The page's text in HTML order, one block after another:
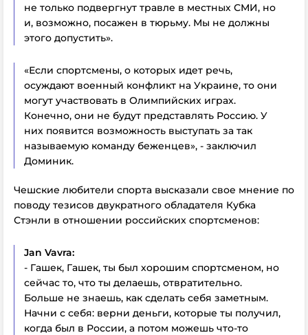
не только подвергнут травле в местных СМИ, но
и, возможно, посажен в тюрьму. Мы не должны
этого допустить».
«Если спортсмены, о которых идет речь,
осуждают военный конфликт на Украине, то они
могут участвовать в Олимпийских играх.
Конечно, они не будут представлять Россию. У
них появится возможность выступать за так
называемую команду беженцев», - заключил
Доминик.
Чешские любители спорта высказали свое мнение по
поводу тезисов двукратного обладателя Кубка
Стэнли в отношении российских спортсменов:
Jan Vavra:
- Гашек, Гашек, ты был хорошим спортсменом, но
сейчас то, что ты делаешь, отвратительно.
Больше не знаешь, как сделать себя заметным.
Начни с себя: верни деньги, которые ты получил,
когда был в России, а потом можешь что-то